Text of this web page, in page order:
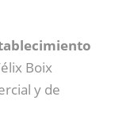
Boix
y de